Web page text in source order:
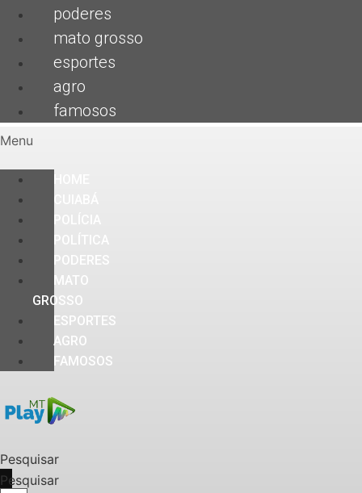
poderes
mato grosso
esportes
agro
famosos
Menu
PODERES
MATO
GROSSO
ESPORTES
AGRO
FAMOSOS
Pesquisar
Pesquisar